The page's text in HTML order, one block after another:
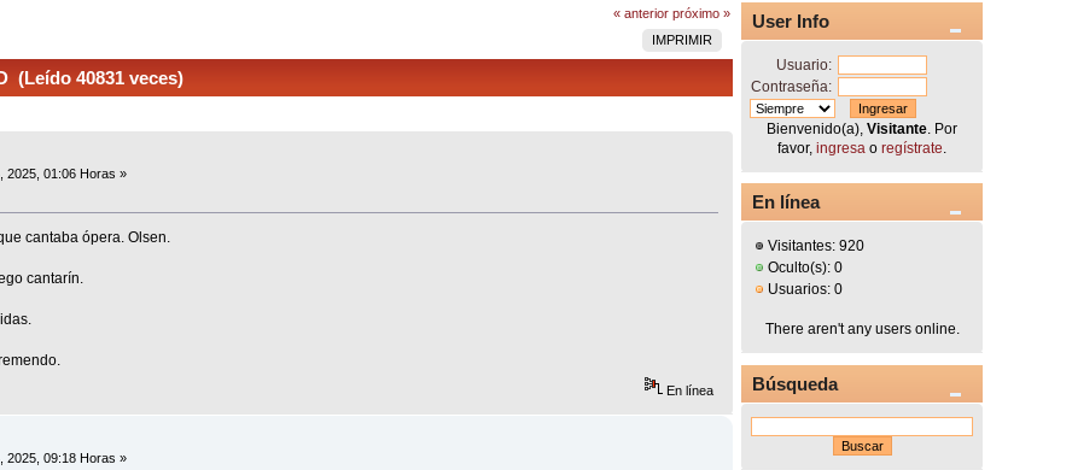
« anterior próximo »
IMPRIMIR
(Leído 40831 veces)
2025, 01:06 Horas »
cantaba ópera. Olsen.
cantarín.
En línea
2025, 09:18 Horas »
User Info
Usuario:
Contraseña:
Bienvenido(a),Visitante . Por
favor,ingresa oregístrate
En línea
Visitantes: 920
Oculto(s): 0
Usuarios: 0
There aren't any users online.
Búsqueda